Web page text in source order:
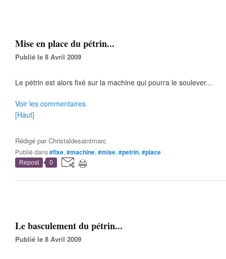
Mise en place du pétrin...
Publié le 8 Avril 2009
Le pétrin est alors fixé sur la machine qui pourra le soulever...
Voir les commentaires
[Haut]
Rédigé parChristaldesaintmarc
Publié dans#fixe, #machine, #mise, #petrin, #place
Repost 0
Le basculement du pétrin...
Publié le 8 Avril 2009